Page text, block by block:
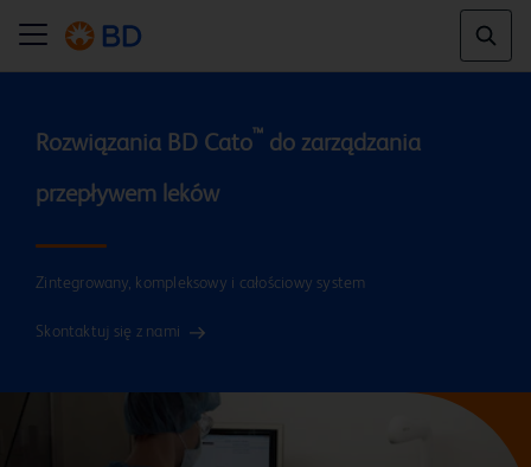
Rozwiązania BD Cato™ do zarządzania
Zintegrowany, kompleksowy i całościowy system
Skontaktuj się z nami